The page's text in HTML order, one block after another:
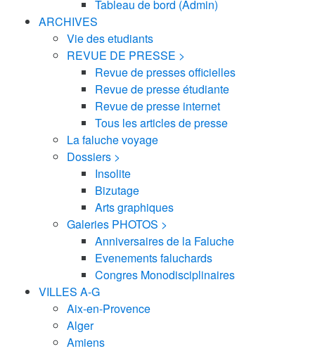
Tableau de bord (Admin)
ARCHIVES
Vie des etudiants
REVUE DE PRESSE >
Revue de presses officielles
Revue de presse étudiante
Revue de presse internet
Tous les articles de presse
La faluche voyage
Dossiers >
Insolite
Bizutage
Arts graphiques
Galeries PHOTOS >
Anniversaires de la Faluche
Evenements faluchards
Congres Monodisciplinaires
VILLES A-G
Aix-en-Provence
Alger
Amiens